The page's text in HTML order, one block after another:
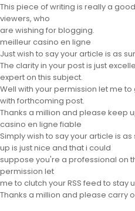
This piece of writing is really a
viewers, who
are wishing for blogging.
meilleur casino en ligne
Just wish to say your article is as
The clarity in your post is just
expert on this subject.
Well with your permission let me
with forthcoming post.
Thanks a million and please keep
casino en ligne fiable
Simply wish to say your article is
up is just nice and that i could
suppose you're a professional on
permission let
me to clutch your RSS feed to
Thanks a million and please carry